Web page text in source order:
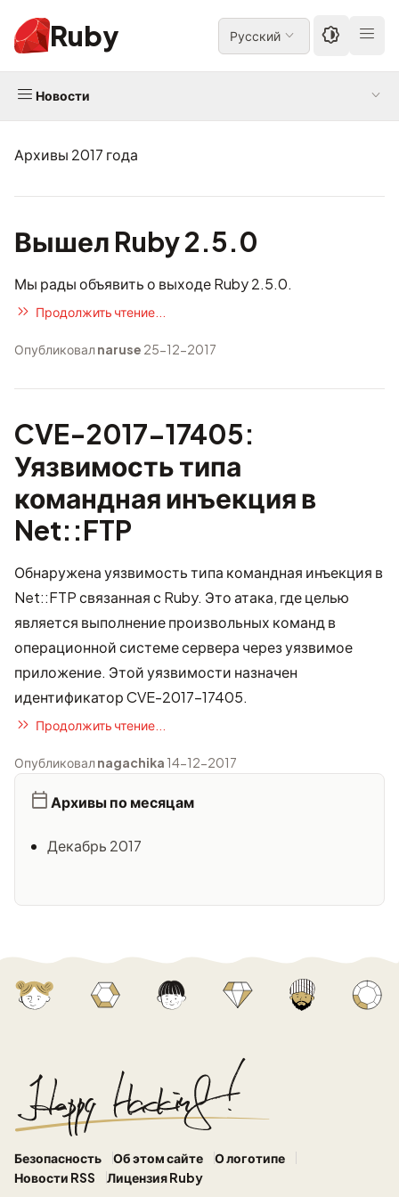
Ruby Русский
Новости
Архивы 2017 года
Вышел Ruby 2.5.0
Мы рады объявить о выходе Ruby 2.5.0.
Продолжить чтение...
Опубликовалnaruse 25-12-2017
CVE-2017-17405:
Уязвимость типа
командная инъекция в
Net::FTP
Обнаружена уязвимость типа командная инъекция в
Net::FTP связанная с Ruby. Это атака, где целью
является выполнение произвольных команд в
операционной системе сервера через уязвимое
приложение. Этой уязвимости назначен
идентификаторCVE-2017-17405.
Продолжить чтение...
Опубликовалnagachika 14-12-2017
Архивы по месяцам
Декабрь 2017
Безопасность Об этом сайте
О логотипе
Новости RSS
Лицензия Ruby